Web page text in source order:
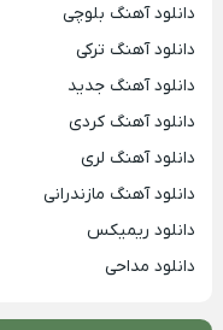
دانلود آهنگ بلوچی
دانلود آهنگ ترکی
دانلود آهنگ جدید
دانلود آهنگ کردی
دانلود آهنگ لری
دانلود آهنگ مازندرانی
دانلود ریمیکس
دانلود مداحی